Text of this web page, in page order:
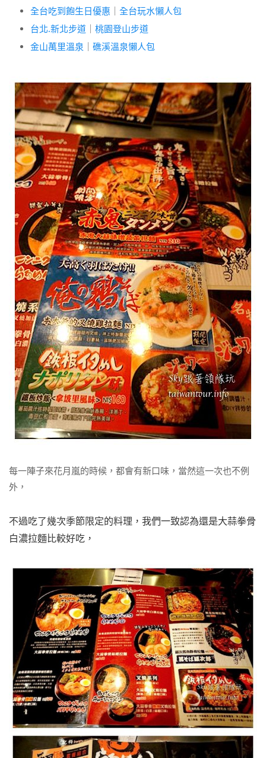
全台吃到飽生日優惠
全台玩水懶人包
台北.新北步道
桃園登山步道
金山萬里溫泉
礁溪溫泉懶人包
每一陣子來花月嵐的時候，都會有新口味，當然這一次也不例
外，
不過吃了幾次季節限定的料理，我們一致認為還是大蒜拳骨
白濃拉麵比較好吃，